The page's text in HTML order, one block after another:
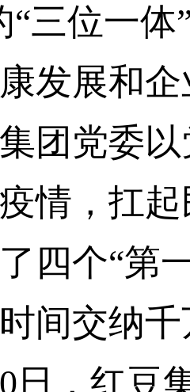
“三位一
发展和
团党委
情，扛
四个“第
交纳千
日，红豆